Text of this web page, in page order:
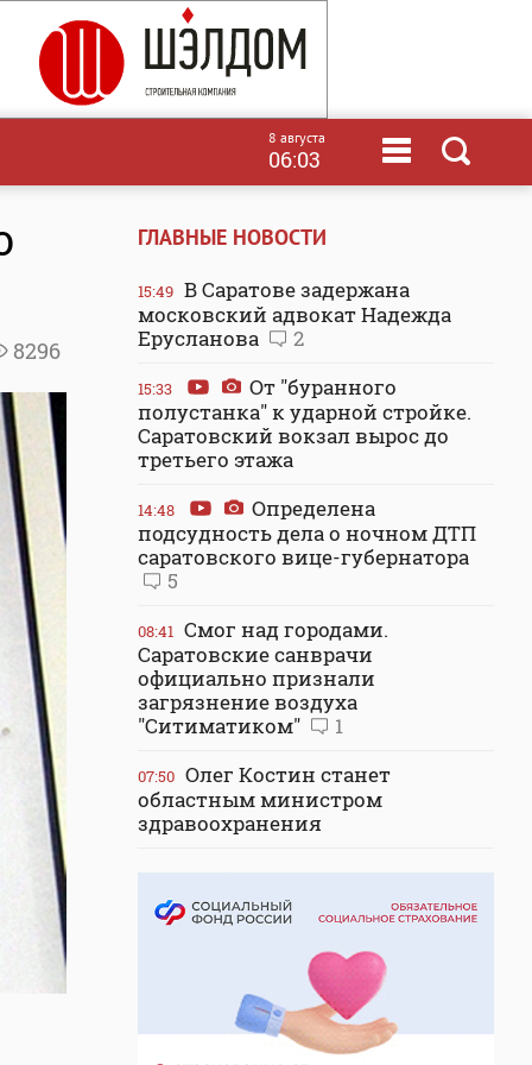
8 августа
06:03
8296
ГЛАВНЫЕ НОВОСТИ
15:49 В Саратове задержана
московский адвокат Надежда
Ерусланова
2
15:33
От "буранного
полустанка" к ударной стройке.
Саратовский вокзал вырос до
третьего этажа
14:48
Определена
подсудность дела о ночном ДТП
саратовского вице-губернатора
5
08:41 Смог над городами.
Саратовские санврачи
официально признали
загрязнение воздуха
"Ситиматиком"
1
07:50 Олег Костин станет
областным министром
здравоохранения